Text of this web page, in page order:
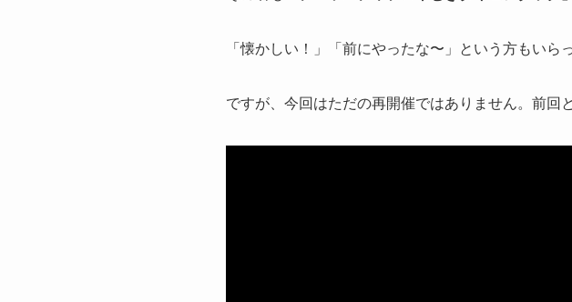
「懐かしい！」「前にやったな〜」という方もいら
ですが、今回はただの再開催ではありません。前回